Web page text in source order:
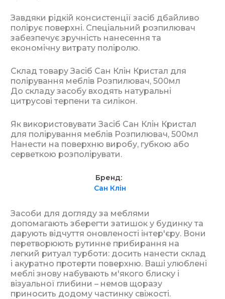
Завдяки рідкій консистенції засіб дбайливо
полірує поверхні. Спеціальний розпилювач
забезпечує зручність нанесення та
економічну витрату поліролю.
Склад товару Засіб Сан Клін Кристал для
полірування меблів Розпилювач, 500мл
До складу засобу входять натуральні
цитрусові терпени та силікон.
Як використовувати Засіб Сан Клін Кристал
для полірування меблів Розпилювач, 500мл
Нанести на поверхню виробу, губкою або
серветкою розполірувати.
Бренд
Сан Клін
Засоби для догляду за меблями
допомагають зберегти затишок у будинку та
дарують відчуття оновленості інтер'єру. Вони
перетворюють рутинне прибирання на
легкий ритуал турботи: досить нанести склад
і акуратно протерти поверхню. Ваші улюблені
меблі знову набувають м'якого блиску і
візуальної глибини – немов щоразу
приносить додому частинку свіжості.